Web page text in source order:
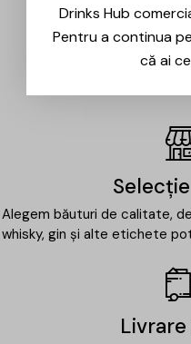
EVENIMENTE
Alegem băuturi de calitate,
whisky, gin și alte etichete
Drinks Hub
Pentru a continua
că ai